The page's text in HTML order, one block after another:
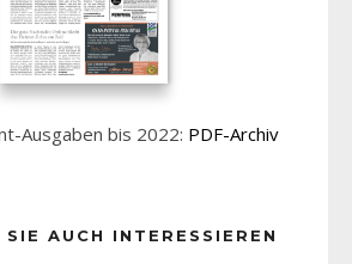
Ausgaben bis 2022: PDF-Archiv
AUCH INTERESSIEREN